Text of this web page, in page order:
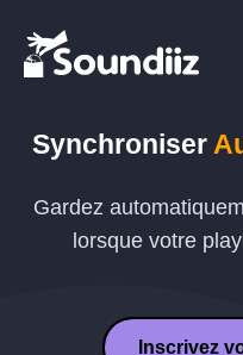
Synchroniser
Gardez
lorsque votre
Inscrivez